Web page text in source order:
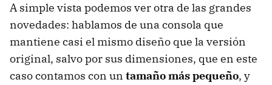
A simple vista podemos ver otra de las grandes
novedades: hablamos de una consola que
mantiene casi el mismo diseño que la versión
original, salvo por sus dimensiones, que en este
caso contamos con un tamaño más pequeño, y